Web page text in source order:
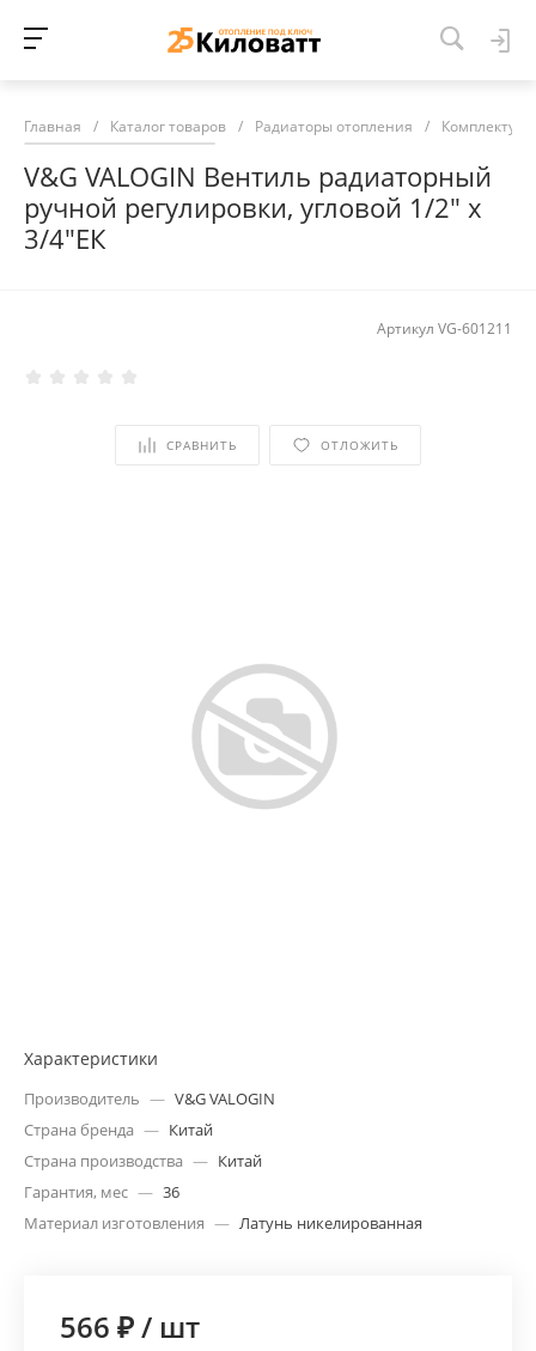
Главная / Каталог товаров / Радиаторы отопления /
V&G VALOGIN Вентиль радиаторный
ручной регулировки, угловой 1/2" х
3/4"ЕК
Артикул VG-601211
СРАВНИТЬ ОТЛОЖИТЬ
Характеристики
Производитель — V&G VALOGIN
Страна бренда — Китай
Страна производства — Китай
Гарантия, мес — 36
Материал изготовления — Латунь никелированная
566 ₽/ шт